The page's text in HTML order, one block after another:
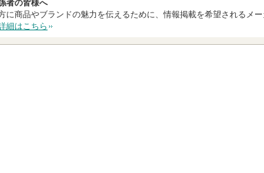
者の皆様へ
に商品やブランドの魅力を伝えるために、情報掲載を希望されるメ
細はこちら